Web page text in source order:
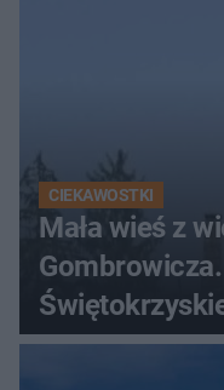
CIEKAWOSTKI
Mała wieś z